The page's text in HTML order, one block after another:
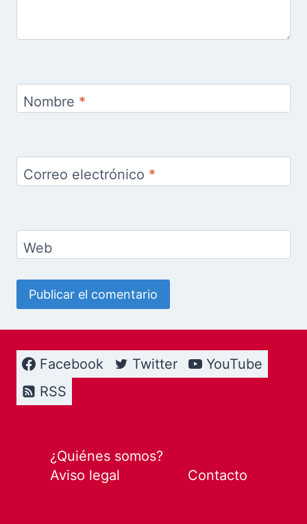
Nombre *
Correo electrónico *
Web
Facebook Twitter
YouTube
RSS
¿Quiénes somos?
Aviso legal
Contacto